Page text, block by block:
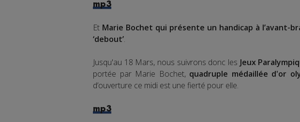
mp3
Et Marie Bochet qui présente un handicap à l’avant-
‘debout’.
Jusqu'au 18 Mars, nous suivrons donc les Jeux
portée par Marie Bochet, quadruple médaillée d'or
d’ouverture ce midi est une fierté pour elle.
mp3